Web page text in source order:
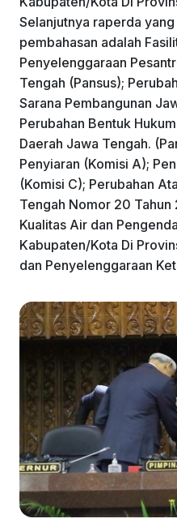
Selanjutnya raperda
pembahasan adalah
Penyelenggaraan
Tengah (Pansus);
Sarana Pembangunan
Perubahan Bentuk
Daerah Jawa Tengah.
Penyiaran (Komisi A);
(Komisi C); Perubahan
Tengah Nomor 20
Kualitas Air dan
Kabupaten/Kota Di
dan Penyelenggaraan